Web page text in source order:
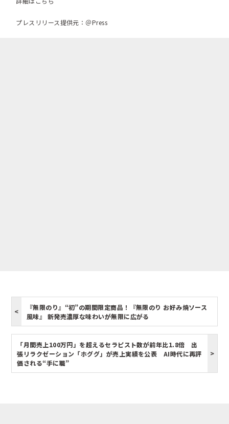
プレスリリース提供元：＠Press
『無限のり』“初”の期間限定商品！『無限のり お好み焼ソース
風味』 新発売濃厚な味わいが無限に広がる
「月間売上100万円」を超えるセラピスト数が前年比1.8倍 出
張リラクゼーション「ホググ」が売上実績を公表 AI時代に再評
価される“手に職”